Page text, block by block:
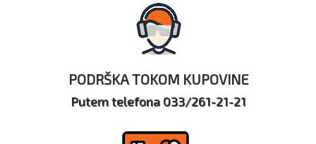
PODRŠKA TOKOM KUPOVINE
Putem telefona 033/261-21-21